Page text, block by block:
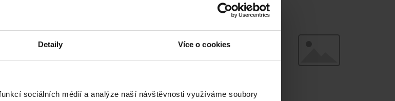
Detaily Více o cookies
sociálních médií a analýze naší návštěvnosti využíváme soubory